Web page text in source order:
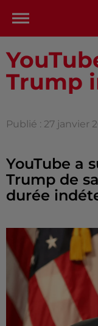
Trump
Publié : 27 janvier
YouTube a
Trump de
durée